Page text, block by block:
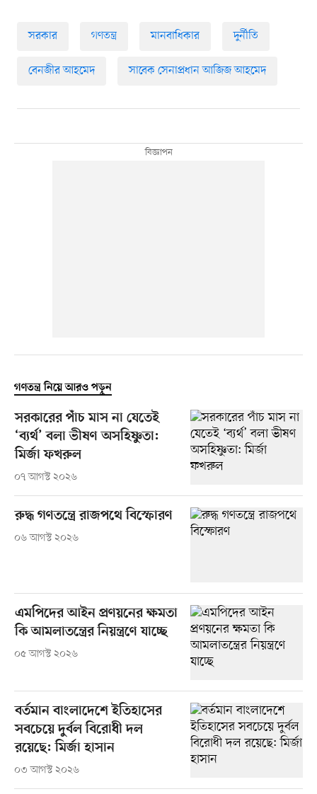
সরকার গণতন্ত্র মানবাধিকার দুর্নীতি
বেনজীর আহমেদ সাবেক সেনাপ্রধান আজিজ আহমেদ
গণতন্ত্র নিয়ে আরও পড়ুন
সরকারের পাঁচ মাস না যেতেই
‘ব্যর্থ’ বলা ভীষণ অসহিষ্ণুতা:
মির্জা ফখরুল
০৭ আগস্ট ২০২৬
রুদ্ধ গণতন্ত্রে রাজপথে বিস্ফোরণ
০৬ আগস্ট ২০২৬
এমপিদের আইন প্রণয়নের ক্ষমতা
কি আমলাতন্ত্রের নিয়ন্ত্রণে যাচ্ছে
০৫ আগস্ট ২০২৬
বর্তমান বাংলাদেশে ইতিহাসের
সবচেয়ে দুর্বল বিরোধী দল
রয়েছে: মির্জা হাসান
০৩ আগস্ট ২০২৬